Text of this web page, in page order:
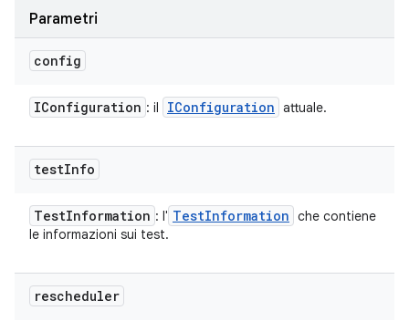
Parametri
config
IConfiguration : il IConfiguration attuale.
testInfo
TestInformation : l' TestInformation che contiene
le informazioni sui test.
rescheduler